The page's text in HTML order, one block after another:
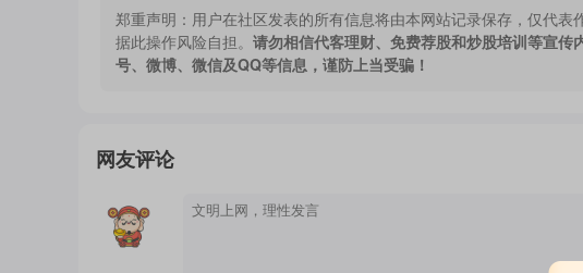
郑重声明： 用户在社区发表的所有信息将由本网站记录保存，仅代
据此操作风险自担。 请勿相信代客理财、免费荐股和炒股培训等宣
号、微博、微信及QQ等信息，谨防上当受骗！
网友评论